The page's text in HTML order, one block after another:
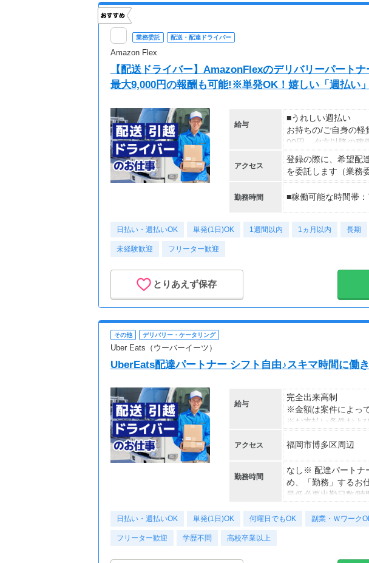
◇プライベートと両
※時間・曜日はお気
業務委託 配送・配達ドライバー
Amazon Flex
【配送ドライバー】AmazonFlexのデリバリーパート
最大9,000円の報酬も可能!※単発OK！嬉しい「週払い」
給与
■うれしい週払い
お持ちの/ご自身の軽
00円。夕方以降の稼
可能！給与ではなく
託のお仕事です。う
※九州エリアで4-6月
り異なります
※報酬は規約にした
な場合は、より早く
アクセス
登録の際に、希望配
を委託します（業務
勤務時間 ■稼働可能な時間帯
日払い・週払いOK 単発(1日)OK 1週間以内 1ヵ月以内 長期
未経験歓迎 フリーター歓迎
とりあえず保存
その他 デリバリー・ケータリング
Uber Eats（ウーバーイーツ）
UberEats配達パートナー シフト自由♪スキマ時間に働
給与
完全出来高制
※金額は案件によっ
※お支払い条件およ
アクセス 福岡市博多区周辺
勤務時間
なし※ 配達パートナ
め、「勤務」するお
最低必要出勤日数/時
日払い・週払いOK 単発(1日)OK 何曜日でもOK 副業・Ｗワーク
フリーター歓迎 学歴不問 高校卒業以上